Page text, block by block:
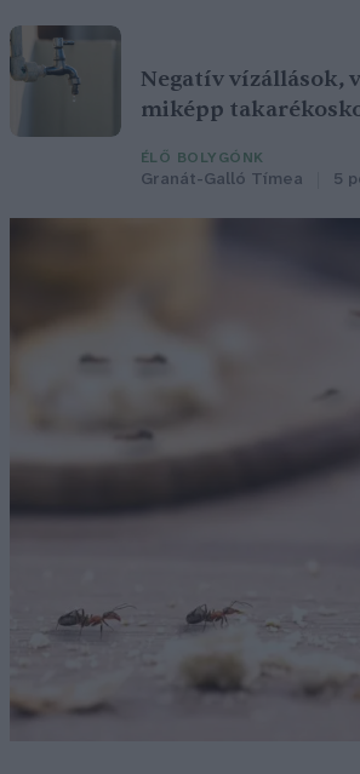
Negatív vízállások,
miképp
ÉLŐ BOLYGÓNK
Granát-Galló Tímea 5